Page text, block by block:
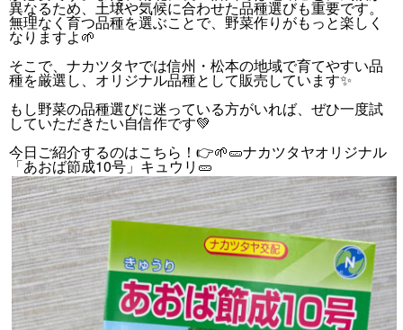
異なるため、土壌や気候に合わせた品種選びも重要です。
無理なく育つ品種を選ぶことで、野菜作りがもっと楽しく
なりますよ🌱
そこで、ナカツタヤでは信州・松本の地域で育てやすい品
種を厳選し、オリジナル品種として販売しています✨
もし野菜の品種選びに迷っている方がいれば、ぜひ一度試
していただきたい自信作です💚
今日ご紹介するのはこちら！👉🌱🥒ナカツタヤオリジナル
「あおば節成10号」キュウリ🥒